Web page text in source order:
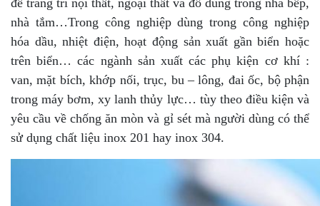
nhà tắm…Trong công nghiệp dùng trong công nghiệp
hóa dầu, nhiệt điện, hoạt động sản xuất gần biển hoặc
trên biển… các ngành sản xuất các phụ kiện cơ khí :
van, mặt bích, khớp nối, trục, bu – lông, đai ốc, bộ phận
trong máy bơm, xy lanh thủy lực… tùy theo điều kiện và
yêu cầu về chống ăn mòn và gỉ sét mà người dùng có thể
sử dụng chất liệu inox 201 hay inox 304.